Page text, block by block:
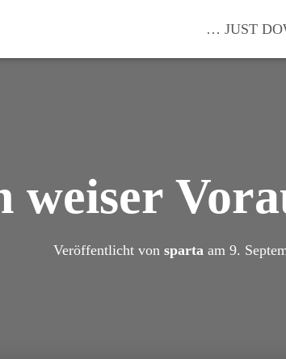
… JUST
weiser
Veröffentlicht von spartaam 9.